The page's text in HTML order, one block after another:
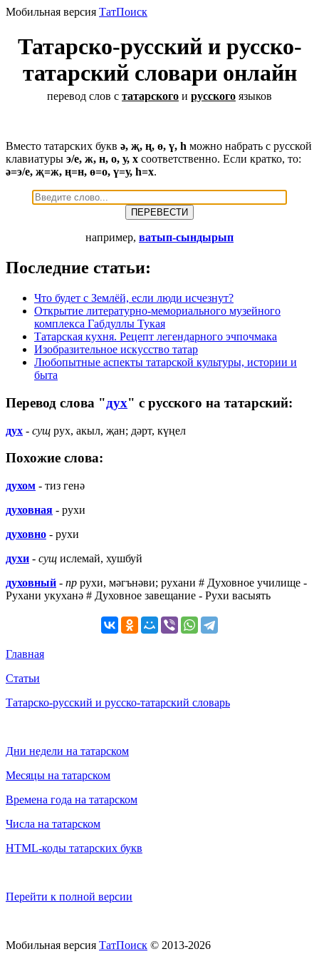
Мобильная версия ТатПоиск
Татарско-русский и русско-
татарский словари онлайн
перевод слов с татарского и русского языков
Вместо татарских букв ә, җ, ң, ө, ү, һ можно набрать с русской
клавиатуры э/е, ж, н, о, у, х соответственно. Если кратко, то:
ә=э/е, җ=ж, ң=н, ө=о, ү=у, һ=х.
например, ватып-сындырып
Последние статьи:
Что будет с Землёй, если люди исчезнут?
Открытие литературно-мемориального музейного
комплекса Габдуллы Тукая
Татарская кухня. Рецепт легендарного эчпочмака
Изобразительное искусство татар
Любопытные аспекты татарской культуры, истории и
быта
Перевод слова "дух" с русского на татарский:
дух - сущ рух, акыл, җан; дәрт, күңел
Похожие слова:
духом - тиз генә
духовная - рухи
духовно - рухи
духи - сущ ислемай, хушбуй
духовный - пр рухи, мәгънәви; рухани # Духовное училище -
Рухани укуханә # Духовное завещание - Рухи васыять
Главная
Статьи
Татарско-русский и русско-татарский словарь
Дни недели на татарском
Месяцы на татарском
Времена года на татарском
Числа на татарском
HTML-коды татарских букв
Перейти к полной версии
Мобильная версия ТатПоиск © 2013-2026